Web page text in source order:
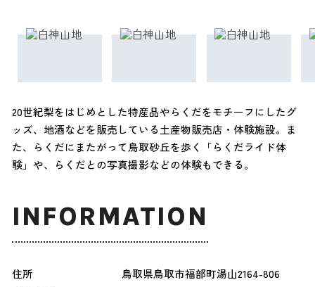
20世紀梨をはじめとした特産品やらくだをモチーフにしたグ
ッズ、地酒などを販売している土産物販売店・体験施設。ま
た、らくだにまたがって鳥取砂丘を歩く「らくだライド体
験」や、らくだとの写真撮影などの体験もできる。
INFORMATION
住所
鳥取県鳥取市福部町湯山2164-806